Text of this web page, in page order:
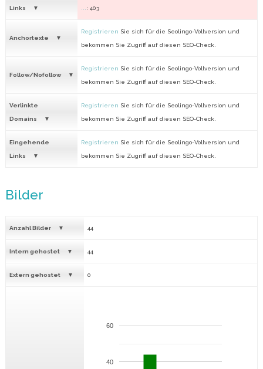
Links : 403
Anchortexte
Registrieren Sie sich für die Seolingo-Vollversion und
bekommen Sie Zugriff auf diesen SEO-Check.
Follow/Nofollow
Registrieren Sie sich für die Seolingo-Vollversion und
bekommen Sie Zugriff auf diesen SEO-Check.
Verlinkte
Domains
Registrieren Sie sich für die Seolingo-Vollversion und
bekommen Sie Zugriff auf diesen SEO-Check.
Eingehende
Links
Registrieren Sie sich für die Seolingo-Vollversion und
bekommen Sie Zugriff auf diesen SEO-Check.
Bilder
Anzahl Bilder 44
Intern gehostet 44
Extern gehostet 0
40
60